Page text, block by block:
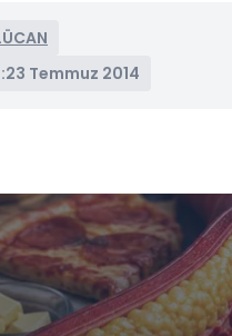
23 Temmuz 2014